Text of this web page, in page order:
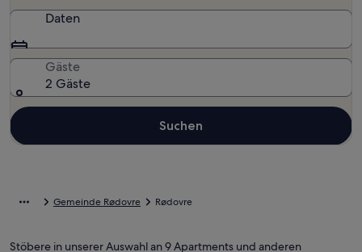
Daten
Gäste
2 Gäste
Suchen
Gemeinde Rødovre Rødovre
Stöbere in unserer Auswahl an 9 Apartments und anderen